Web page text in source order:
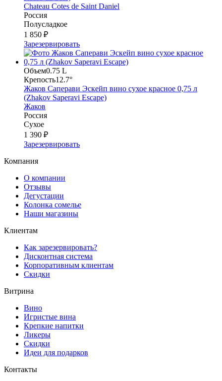
Chateau Cotes de Saint Daniel
Россия
Полусладкое
1 850 ₽
Зарезервировать
Объем0.75 L
Крепость12.7°
Жаков Саперави Эскейп вино сухое красное 0,75 л
(Zhakov Saperavi Escape)
Жаков
Россия
Сухое
1 390 ₽
Зарезервировать
Компания
О компании
Отзывы
Дегустации
Колонка сомелье
Наши магазины
Клиентам
Как зарезервировать?
Дисконтная система
Корпоративным клиентам
Скидки
Витрина
Вино
Игристые вина
Крепкие напитки
Ликеры
Скидки
Идеи для подарков
Контакты